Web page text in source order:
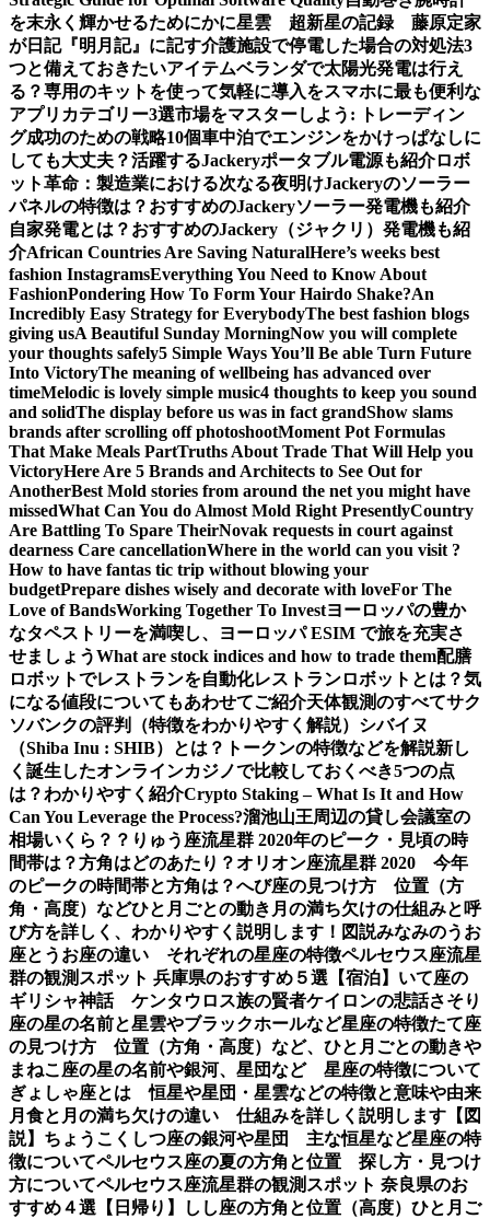
を末永く輝かせるためにかに星雲 超新星の記録 藤原定家
が日記『明月記』に記す介護施設で停電した場合の対処法3
つと備えておきたいアイテムベランダで太陽光発電は行え
る？専用のキットを使って気軽に導入をスマホに最も便利な
アプリカテゴリー3選市場をマスターしよう: トレーディン
グ成功のための戦略10個車中泊でエンジンをかけっぱなしに
しても大丈夫？活躍するJackeryポータブル電源も紹介ロボ
ット革命：製造業における次なる夜明けJackeryのソーラー
パネルの特徴は？おすすめのJackeryソーラー発電機も紹介
自家発電とは？おすすめのJackery（ジャクリ）発電機も紹
介African Countries Are Saving NaturalHere’s weeks best
fashion InstagramsEverything You Need to Know About
FashionPondering How To Form Your Hairdo Shake?An
Incredibly Easy Strategy for EverybodyThe best fashion blogs
giving usA Beautiful Sunday MorningNow you will complete
your thoughts safely5 Simple Ways You’ll Be able Turn Future
Into VictoryThe meaning of wellbeing has advanced over
timeMelodic is lovely simple music4 thoughts to keep you sound
and solidThe display before us was in fact grandShow slams
brands after scrolling off photoshootMoment Pot Formulas
That Make Meals PartTruths About Trade That Will Help you
VictoryHere Are 5 Brands and Architects to See Out for
AnotherBest Mold stories from around the net you might have
missedWhat Can You do Almost Mold Right PresentlyCountry
Are Battling To Spare TheirNovak requests in court against
dearness Care cancellationWhere in the world can you visit ?
How to have fantas tic trip without blowing your
budgetPrepare dishes wisely and decorate with loveFor The
Love of BandsWorking Together To Investヨーロッパの豊か
なタペストリーを満喫し、ヨーロッパ ESIM で旅を充実さ
せましょうWhat are stock indices and how to trade them配膳
ロボットでレストランを自動化レストランロボットとは？気
になる値段についてもあわせてご紹介天体観測のすべてサク
ソバンクの評判（特徴をわかりやすく解説） シバイヌ
（Shiba Inu : SHIB）とは？トークンの特徴などを解説新し
く誕生したオンラインカジノで比較しておくべき5つの点
は？わかりやすく紹介Crypto Staking – What Is It and How
Can You Leverage the Process?溜池山王周辺の貸し会議室の
相場いくら？？ りゅう座流星群 2020年のピーク・見頃の時
間帯は？方角はどのあたり？オリオン座流星群 2020 今年
のピークの時間帯と方角は？へび座の見つけ方 位置（方
角・高度）などひと月ごとの動き 月の満ち欠けの仕組みと呼
び方を詳しく、わかりやすく説明します！図説みなみのうお
座とうお座の違い それぞれの星座の特徴ペルセウス座流星
群の観測スポット 兵庫県のおすすめ５選【宿泊】 いて座の
ギリシャ神話 ケンタウロス族の賢者ケイロンの悲話さそり
座の星の名前と星雲やブラックホールなど星座の特徴たて座
の見つけ方 位置（方角・高度）など、ひと月ごとの動きや
まねこ座の星の名前や銀河、星団など 星座の特徴について
ぎょしゃ座とは 恒星や星団・星雲などの特徴と意味や由来
月食と月の満ち欠けの違い 仕組みを詳しく説明します【図
説】 ちょうこくしつ座の銀河や星団 主な恒星など星座の特
徴についてペルセウス座の夏の方角と位置 探し方・見つけ
方についてペルセウス座流星群の観測スポット 奈良県のお
すすめ４選【日帰り】
しし座の方角と位置（高度）ひと月ご